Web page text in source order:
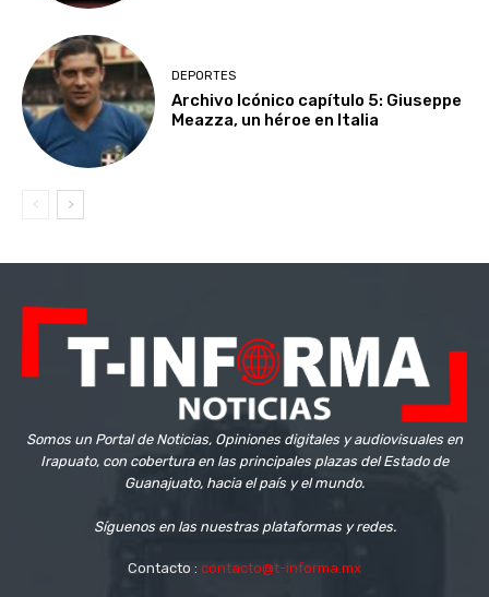
DEPORTES
Archivo Icónico capítulo 5: Giuseppe
Meazza, un héroe en Italia
Somos un Portal de Noticias, Opiniones digitales y audiovisuales en
Irapuato, con cobertura en las principales plazas del Estado de
Guanajuato, hacia el país y el mundo.
Síguenos en las nuestras plataformas y redes.
Contacto : contacto@t-informa.mx